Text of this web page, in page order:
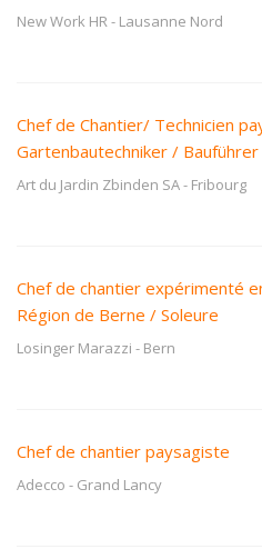
New Work HR- Lausanne Nord
Chef de Chantier/ Technicien
Gartenbautechniker /
Art du Jardin Zbinden SA- Fribourg
Chef de chantier expérimenté
Région de Berne / Soleure
Losinger Marazzi - Bern
Chef de chantier paysagiste
Adecco - Grand Lancy